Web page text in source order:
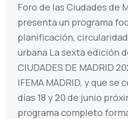
Foro de las Ciudades de
presenta un programa
planificación,
urbana La sexta edición
CIUDADES DE MADRID
IFEMA MADRID, y que
días 18 y 20 de junio
programa completo